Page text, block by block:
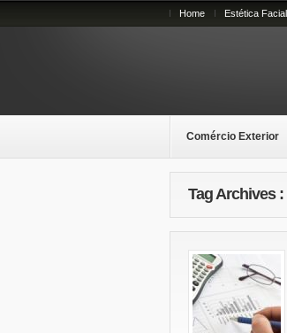
Home Estética Facial
Comércio Exterior
Tag Archives